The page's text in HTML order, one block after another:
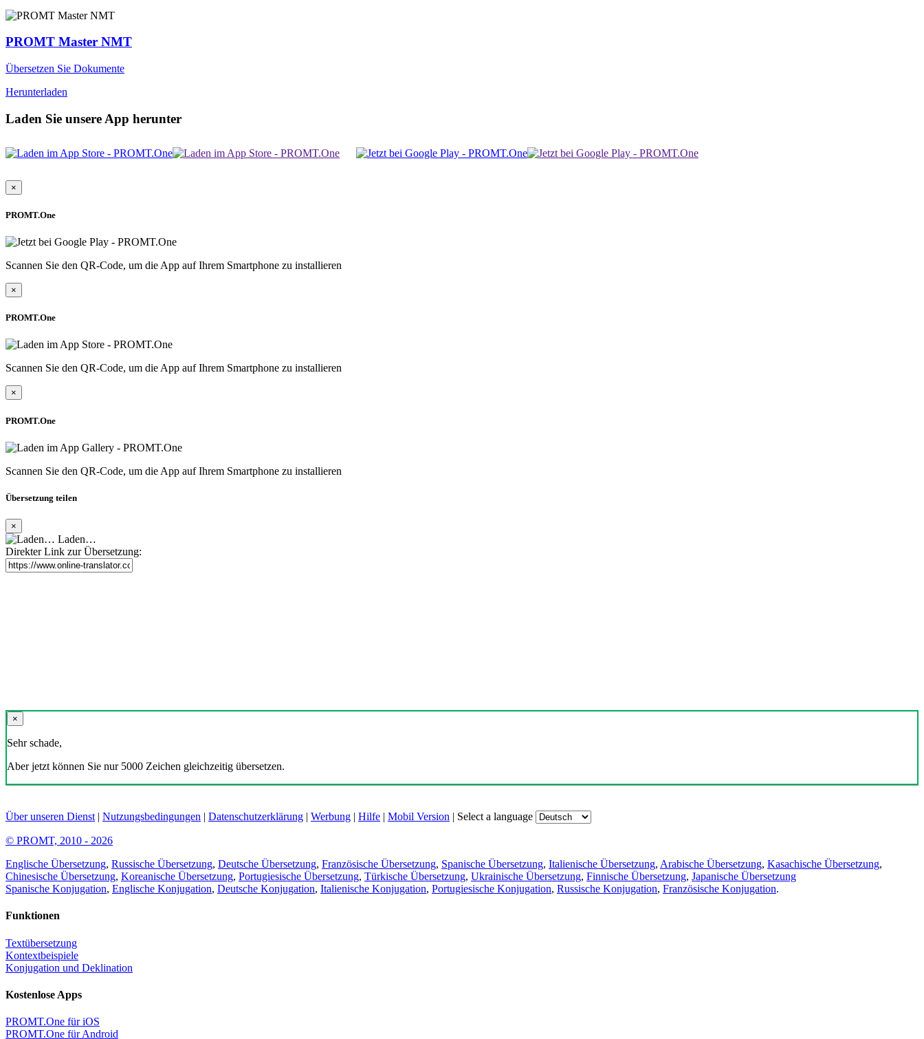
PROMT Master NMT
Übersetzen Sie Dokumente
Herunterladen
Laden Sie unsere App herunter
×
PROMT.One
Scannen Sie den QR-Code, um die App auf Ihrem Smartphone zu installieren
×
PROMT.One
Scannen Sie den QR-Code, um die App auf Ihrem Smartphone zu installieren
×
PROMT.One
Scannen Sie den QR-Code, um die App auf Ihrem Smartphone zu installieren
Übersetzung teilen
×
Laden…
Direkter Link zur Übersetzung:
×
Sehr schade,
Aber jetzt können Sie nur 5000 Zeichen gleichzeitig übersetzen.
Über unseren Dienst | Nutzungsbedingungen | Datenschutzerklärung | Werbung | Hilfe | Mobil Version | Select a language
© PROMT, 2010 - 2026
Englische Übersetzung, Russische Übersetzung, Deutsche Übersetzung, Französische Übersetzung, Spanische Übersetzung, Italienische Übersetzung, Arabische Übersetzung, Kasachische Übersetzung,
Chinesische Übersetzung, Koreanische Übersetzung, Portugiesische Übersetzung, Türkische Übersetzung, Ukrainische Übersetzung, Finnische Übersetzung, Japanische Übersetzung
Spanische Konjugation, Englische Konjugation, Deutsche Konjugation, Italienische Konjugation, Portugiesische Konjugation, Russische Konjugation, Französische Konjugation.
Funktionen
Textübersetzung
Kontextbeispiele
Konjugation und Deklination
Kostenlose Apps
PROMT.One für iOS
PROMT.One für Android